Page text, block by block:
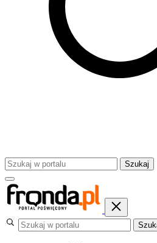
Szukaj